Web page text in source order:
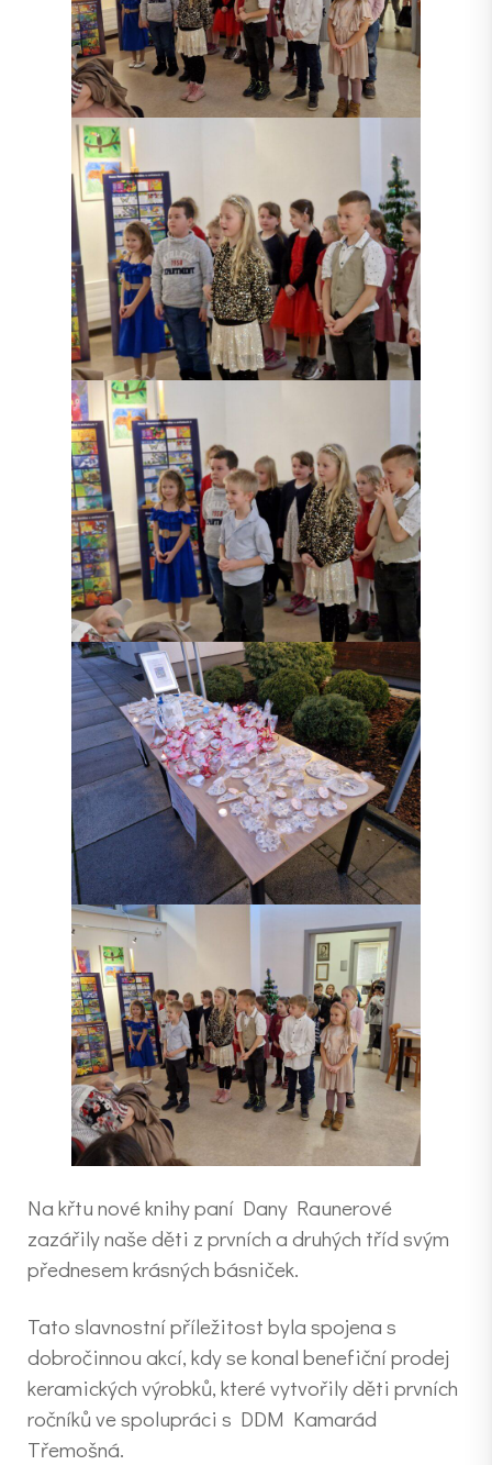
Na křtu nové knihy paní Dany Raunerové
zazářily naše děti z prvních a druhých tříd svým
přednesem krásných básniček.
Tato slavnostní příležitost byla spojena s
dobročinnou akcí, kdy se konal benefiční prodej
keramických výrobků, které vytvořily děti prvních
ročníků ve spolupráci s DDM Kamarád
Třemošná.